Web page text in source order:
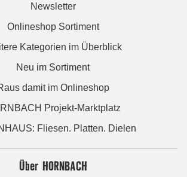
Newsletter
Onlineshop Sortiment
Kategorien im Überblick
Neu im Sortiment
damit im Onlineshop
Projekt-Marktplatz
Fliesen. Platten. Dielen
Über HORNBACH